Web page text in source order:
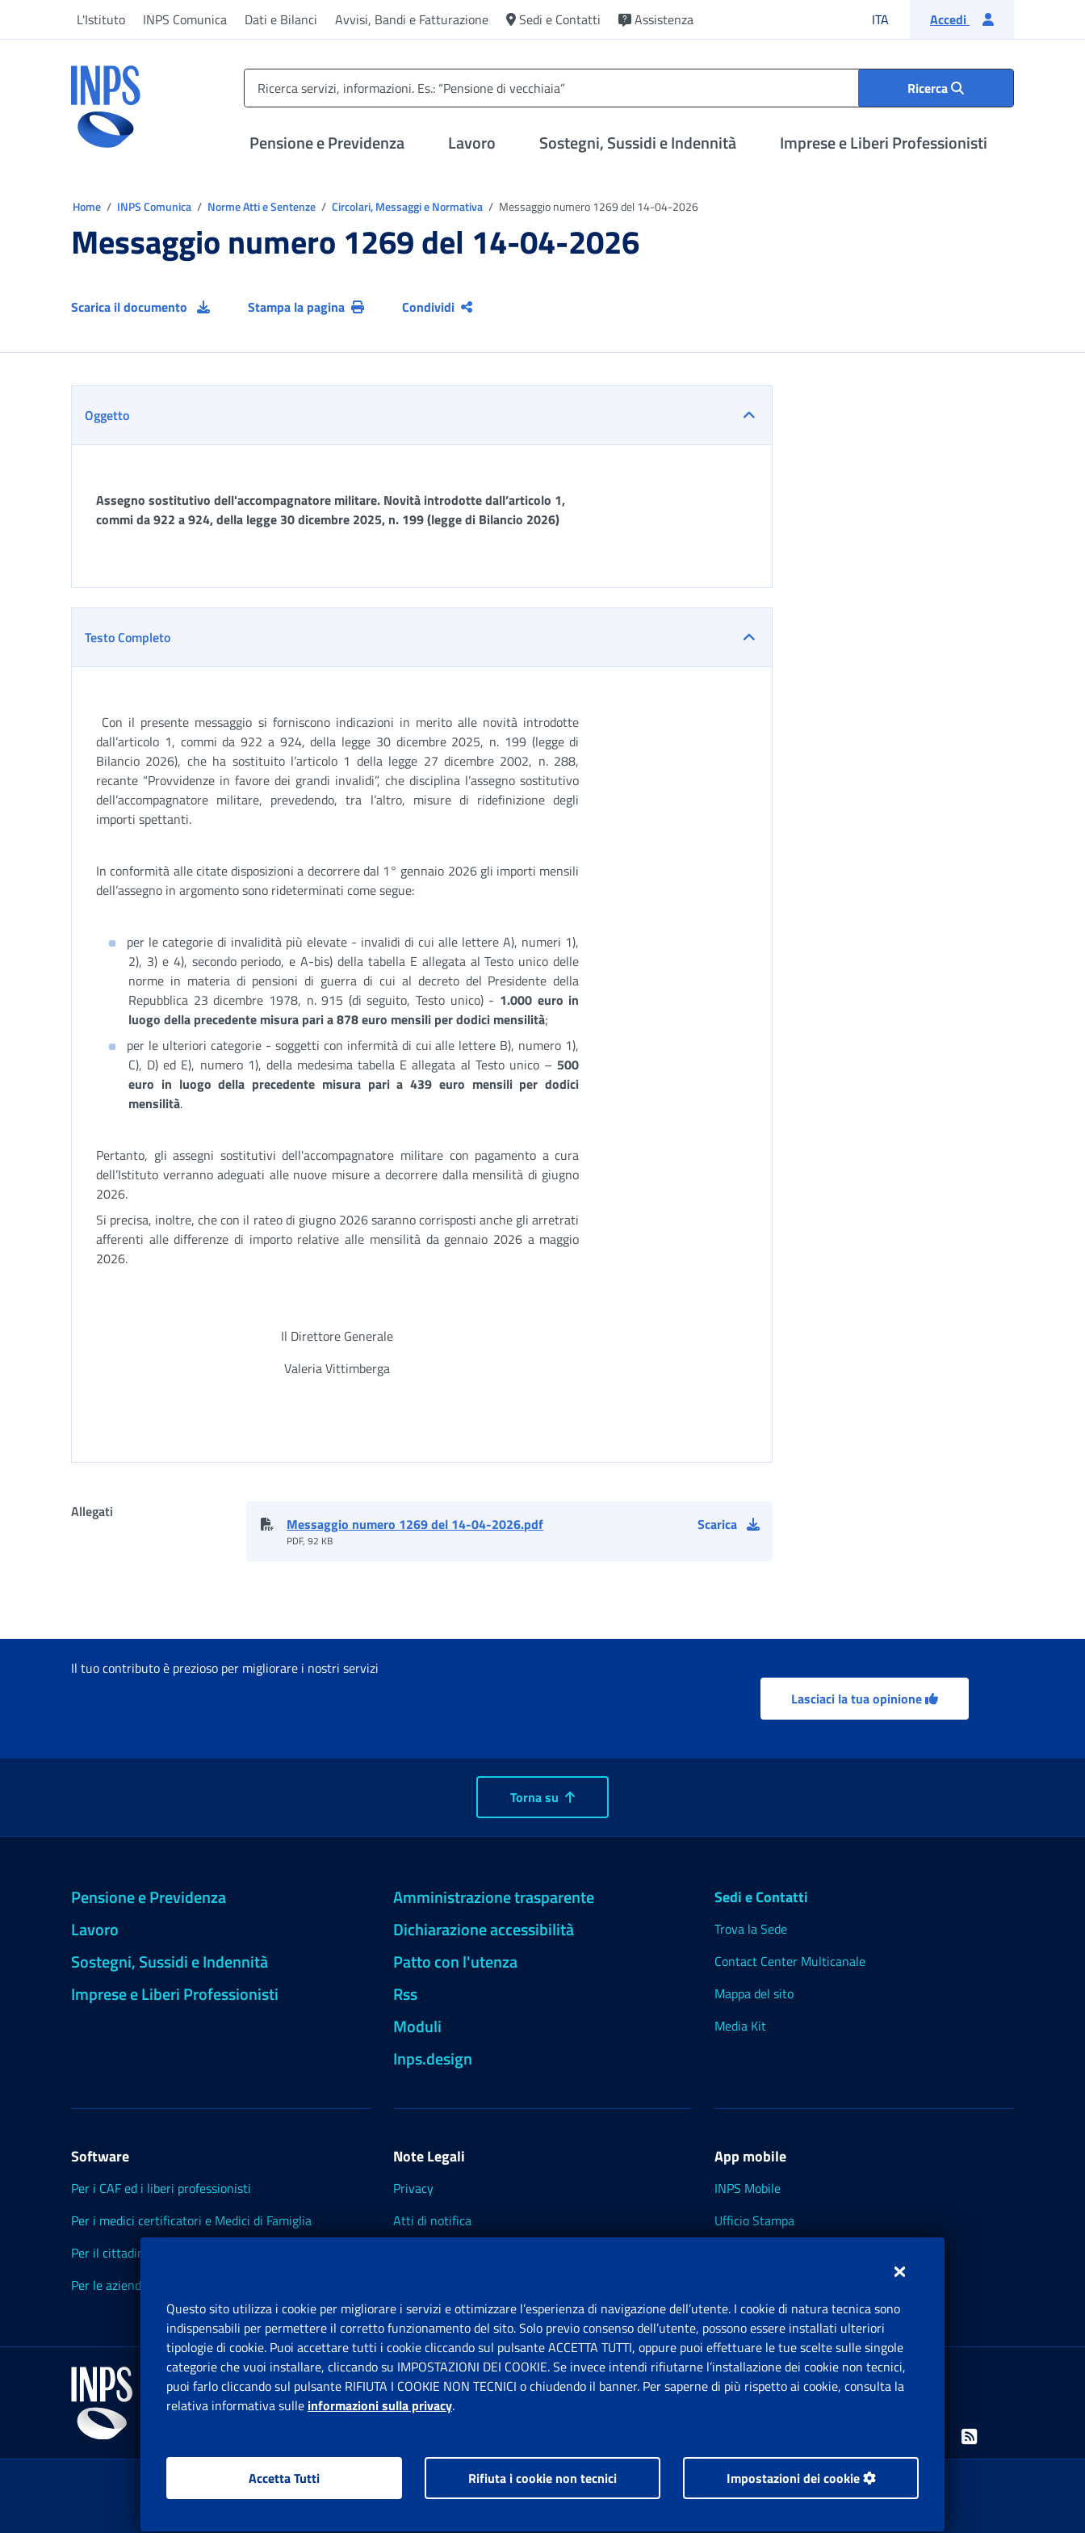
L'Istituto INPS Comunica Dati e Bilanci Avvisi, Bandi e Fatturazione Sedi e Contatti Assistenza ITA Lingua italiana
Accedi
Ricerca
Pensione e Previdenza Lavoro Sostegni, Sussidi e Indennità Imprese e Liberi Professionisti
Home INPS Comunica Norme Atti e Sentenze Circolari, Messaggi e Normativa Messaggio numero 1269 del 14-04-2026
Messaggio numero 1269 del 14-04-2026
Scarica il documento Stampa la pagina Condividi
Oggetto
Assegno sostitutivo dell'accompagnatore militare. Novità introdotte dall’articolo 1,
commi da 922 a 924, della legge 30 dicembre 2025, n. 199 (legge di Bilancio 2026)
Testo Completo
Con il presente messaggio si forniscono indicazioni in merito alle novità introdotte
dall’articolo 1, commi da 922 a 924, della legge 30 dicembre 2025, n. 199 (legge di
Bilancio 2026), che ha sostituito l’articolo 1 della legge 27 dicembre 2002, n. 288,
recante “Provvidenze in favore dei grandi invalidi”, che disciplina l’assegno sostitutivo
dell’accompagnatore militare, prevedendo, tra l’altro, misure di ridefinizione degli
importi spettanti.
In conformità alle citate disposizioni a decorrere dal 1° gennaio 2026 gli importi mensili
dell’assegno in argomento sono rideterminati come segue:
per le categorie di invalidità più elevate - invalidi di cui alle lettere A), numeri 1),
2), 3) e 4), secondo periodo, e A-bis) della tabella E allegata al Testo unico delle
norme in materia di pensioni di guerra di cui al decreto del Presidente della
Repubblica 23 dicembre 1978, n. 915 (di seguito, Testo unico) - 1.000 euro in
luogo della precedente misura pari a 878 euro mensili per dodici mensilità;
per le ulteriori categorie - soggetti con infermità di cui alle lettere B), numero 1),
C), D) ed E), numero 1), della medesima tabella E allegata al Testo unico – 500
euro in luogo della precedente misura pari a 439 euro mensili per dodici
mensilità.
Pertanto, gli assegni sostitutivi dell'accompagnatore militare con pagamento a cura
dell’Istituto verranno adeguati alle nuove misure a decorrere dalla mensilità di giugno
2026.
Si precisa, inoltre, che con il rateo di giugno 2026 saranno corrisposti anche gli arretrati
afferenti alle differenze di importo relative alle mensilità da gennaio 2026 a maggio
2026.
Il Direttore Generale
Valeria Vittimberga
Allegati
Messaggio numero 1269 del 14-04-2026.pdf
PDF, 92 KB
Scarica
Il tuo contributo è prezioso per migliorare i nostri servizi
Lasciaci la tua opinione
Torna su
Pensione e Previdenza
Lavoro
Sostegni, Sussidi e Indennità
Imprese e Liberi Professionisti
Amministrazione trasparente
Dichiarazione accessibilità
Patto con l'utenza
Rss
Moduli
Inps.design
Sedi e Contatti
Trova la Sede
Contact Center Multicanale
Mappa del sito
Media Kit
Software
Per i CAF ed i liberi professionisti
Per i medici certificatori e Medici di Famiglia
Per il cittadino
Per le aziende ed i Consulenti
Note Legali
Privacy
Atti di notifica
App mobile
INPS Mobile
Ufficio Stampa
Sede Legale: Via Ciro il Grande, 21
00144 Roma
P.IVA 02121151001
Facebook: Apre una nuova finestra
Twitter: Apre una nuova finestra
Whatsapp: Apre una nuova finestra
Youtube: Apre una nuova
Instagram: Apre una
Linkedin: Apre
Rss: Apre
www.inps.gov.it © 1997-2026Istituto Nazionale Previdenza Sociale.Tutti i diritti riservati.
Questo sito utilizza i cookie per migliorare i servizi e ottimizzare l’esperienza di navigazione dell’utente. I cookie di natura tecnica sono
indispensabili per permettere il corretto funzionamento del sito. Solo previo consenso dell’utente, possono essere installati ulteriori
tipologie di cookie. Puoi accettare tutti i cookie cliccando sul pulsante ACCETTA TUTTI, oppure puoi effettuare le tue scelte sulle singole
categorie che vuoi installare, cliccando su IMPOSTAZIONI DEI COOKIE. Se invece intendi rifiutarne l’installazione dei cookie non tecnici,
puoi farlo cliccando sul pulsante RIFIUTA I COOKIE NON TECNICI o chiudendo il banner. Per saperne di più rispetto ai cookie, consulta la
relativa informativa sulle informazioni sulla privacy.
Accetta Tutti Rifiuta i cookie non tecnici Impostazioni dei cookie